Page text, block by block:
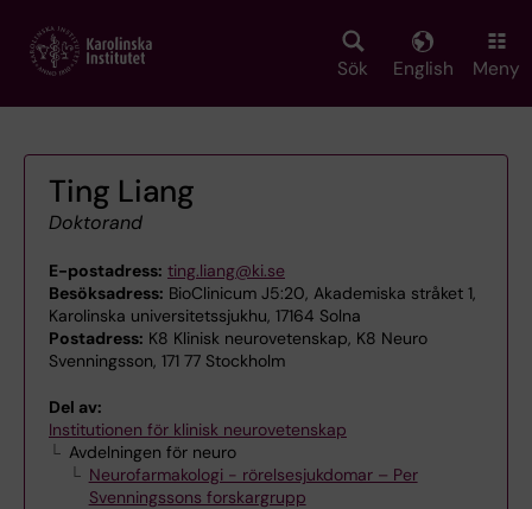
main
Sök English Meny
Ting Liang
Doktorand
E-postadress: ting.liang@ki.se
Besöksadress: BioClinicum J5:20, Akademiska stråket 1,
Karolinska universitetssjukhu, 17164 Solna
Postadress: K8 Klinisk neurovetenskap, K8 Neuro
Svenningsson, 171 77 Stockholm
Del av:
Institutionen för klinisk neurovetenskap
Avdelningen för neuro
Neurofarmakologi - rörelsesjukdomar – Per
Svenningssons forskargrupp